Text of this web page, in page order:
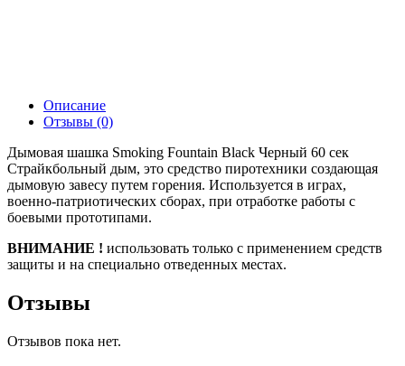
Описание
Отзывы (0)
Дымовая шашка Smoking Fountain Black Черный 60 сек
Страйкбольный дым, это средство пиротехники создающая
дымовую завесу путем горения. Используется в играх,
военно-патриотических сборах, при отработке работы с
боевыми прототипами.
ВНИМАНИЕ ! использовать только с применением средств
защиты и на специально отведенных местах.
Отзывы
Отзывов пока нет.